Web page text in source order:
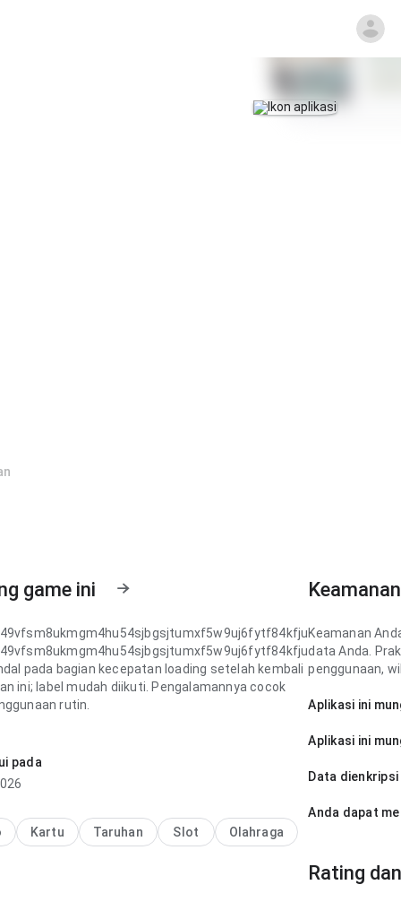
game ini
pada bagian kecepatan loading setelah kembali
ini; label mudah diikuti. Pengalamannya cocok
rutin.
pada bagian tata letak layar setelah kembali ke
konten mudah dipindai. Pengalamannya cocok
rutin.
pada
Kartu Taruhan Slot Olahraga
Keamanan
data Anda.
penggunaan,
Aplikasi ini
Aplikasi ini
Data
Anda dapat
Rating